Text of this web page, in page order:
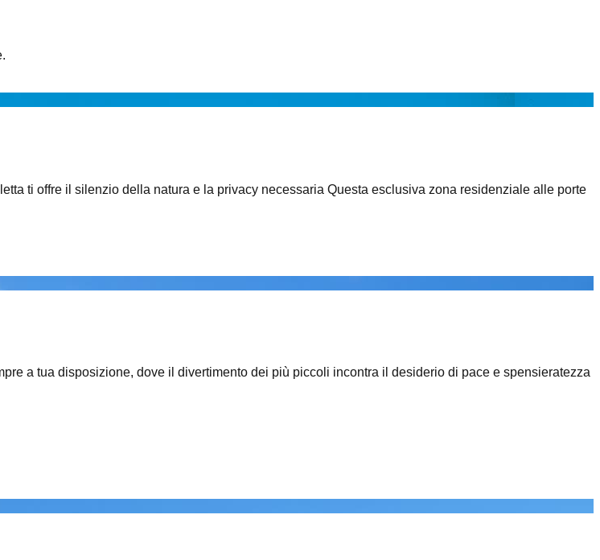
ti offre il silenzio della natura e la privacy necessaria Questa esclusiva zona residenziale alle porte
a tua disposizione, dove il divertimento dei più piccoli incontra il desiderio di pace e spensieratezza